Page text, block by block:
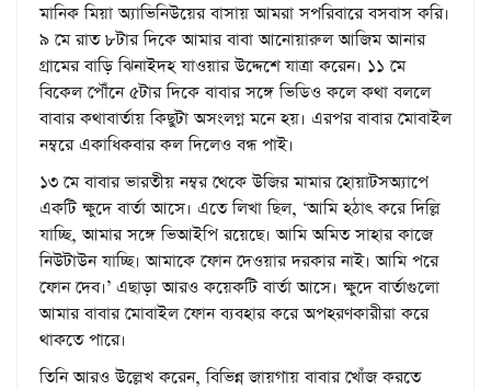
মানিক মিয়া অ্যাভিনিউয়ের বাসায় আমরা সপরিবারে বসবাস করি।
৯ মে রাত ৮টার দিকে আমার বাবা আনোয়ারুল আজিম আনার
গ্রামের বাড়ি ঝিনাইদহ যাওয়ার উদ্দেশে যাত্রা করেন। ১১ মে
বিকেল পৌঁনে ৫টার দিকে বাবার সঙ্গে ভিডিও কলে কথা বললে
বাবার কথাবার্তায় কিছুটা অসংলগ্ন মনে হয়। এরপর বাবার মোবাইল
নম্বরে একাধিকবার কল দিলেও বন্ধ পাই।
১৩ মে বাবার ভারতীয় নম্বর থেকে উজির মামার হোয়াটসঅ্যাপে
একটি ক্ষুদে বার্তা আসে। এতে লিখা ছিল, ‘আমি হঠাৎ করে দিল্লি
যাচ্ছি, আমার সঙ্গে ভিআইপি রয়েছে। আমি অমিত সাহার কাজে
নিউটাউন যাচ্ছি। আমাকে ফোন দেওয়ার দরকার নাই। আমি পরে
ফোন দেব।’ এছাড়া আরও কয়েকটি বার্তা আসে। ক্ষুদে বার্তাগুলো
আমার বাবার মোবাইল ফোন ব্যবহার করে অপহরণকারীরা করে
থাকতে পারে।
তিনি আরও উল্লেখ করেন, বিভিন্ন জায়গায় বাবার খোঁজ করতে